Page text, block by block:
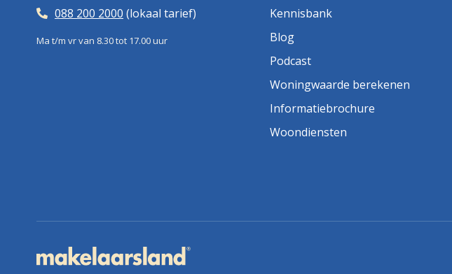
088 200 2000 (lokaal tarief)
Ma t/m vr van 8.30 tot 17.00 uur
Kennisbank
Blog
Podcast
Woningwaarde berekenen
Informatiebrochure
Woondiensten